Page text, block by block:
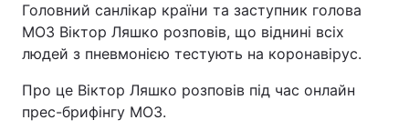
Головний санлікар країни та заступник голова
МОЗ Віктор Ляшко розповів, що віднині всіх
людей з пневмонією тестують на коронавірус.
Про це Віктор Ляшко розповів під час онлайн
прес-брифінгу МОЗ.